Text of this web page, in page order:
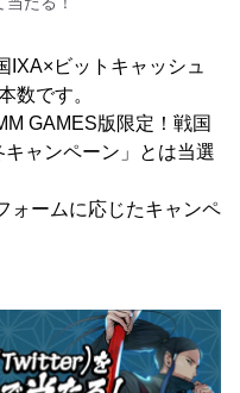
ビットキャッシュ
数です。
GAMES版限定！戦国
ャンペーン」とは当選
ォームに応じたキャンペ